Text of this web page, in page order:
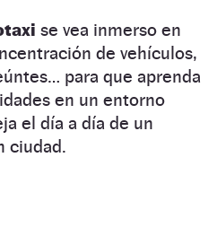
se vea inmerso en
de vehículos,
para que aprenda
en un entorno
el día a día de un
ciudad.